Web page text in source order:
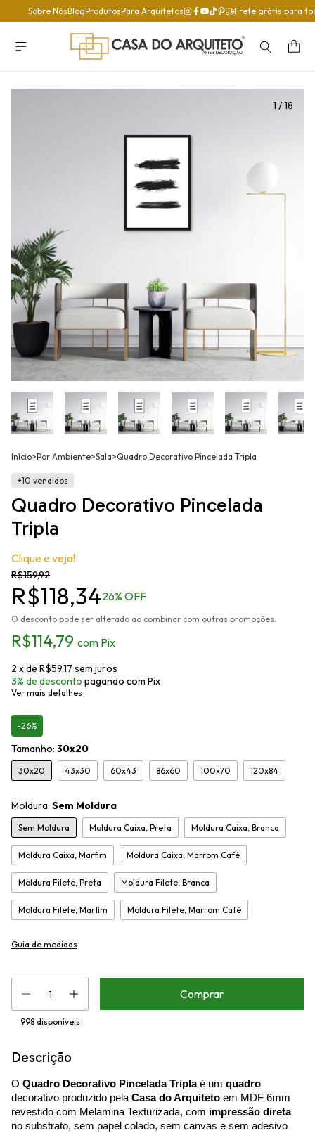
Sobre NósBlogProdutosPara Arquitetos Frete grátis para
1 /18
Início>Por Ambiente>Sala>Quadro Decorativo Pincelada Tripla
+10 vendidos
Quadro Decorativo Pincelada
Tripla
Clique e veja!
R$159,92
R$118,3426% OFF
O desconto pode ser alterado ao combinar com outras promoções.
R$114,79 com Pix
2 x de R$59,17 sem juros
3% de desconto pagando com Pix
Ver mais detalhes
-26%
Tamanho: 30x20
30x20 43x30 60x43 86x60 100x70 120x84
Moldura: Sem Moldura
Sem Moldura Moldura Caixa, Preta Moldura Caixa, Branca
Moldura Caixa, Marfim Moldura Caixa, Marrom Café
Moldura Filete, Preta Moldura Filete, Branca
Moldura Filete, Marfim Moldura Filete, Marrom Café
Guia de medidas
998 disponíveis
Descrição
O Quadro Decorativo Pincelada Triplaé um quadro
decorativo produzido pela Casa do Arquiteto em MDF 6mm
revestido com Melamina Texturizada, com impressão direta
no substrato, sem papel colado, sem canvas e sem adesivo